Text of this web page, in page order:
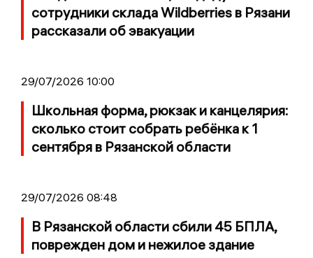
сотрудники склада Wildberries в Рязани
рассказали об эвакуации
29/07/2026 10:00
Школьная форма, рюкзак и канцелярия:
сколько стоит собрать ребёнка к 1
сентября в Рязанской области
29/07/2026 08:48
В Рязанской области сбили 45 БПЛА,
поврежден дом и нежилое здание